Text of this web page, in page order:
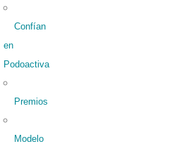
Confían
en
Podoactiva
Premios
Modelo